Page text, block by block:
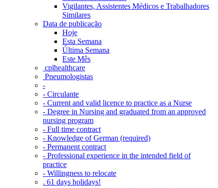
Vigilantes, Assistentes Médicos e Trabalhadores
Similares
Data de publicação
Hoje
Esta Semana
Última Semana
Este Mês
‎ cplhealthcare‬
Pneumologistas
-
- Circulante
- Current and valid licence to practice as a Nurse
- Degree in Nursing and graduated from an approved
nursing program
- Full time contract
- Knowledge of German (required)
- Permanent contract
- Professional experience in the intended field of
practice
- Willingness to relocate
. 61 days holidays!